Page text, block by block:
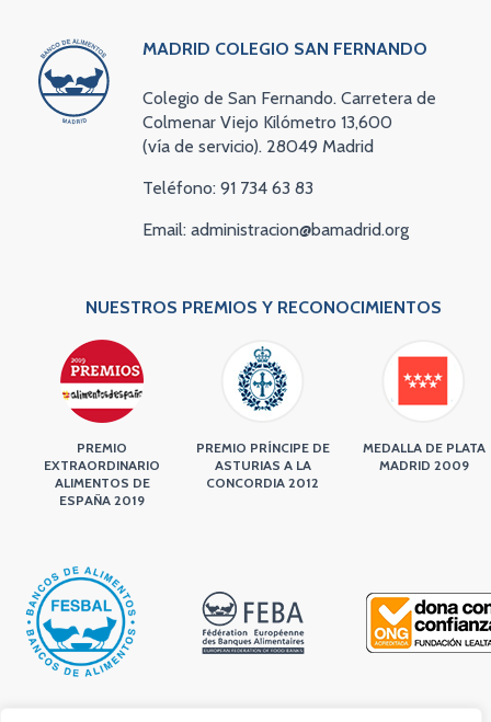
MADRID COLEGIO SAN FERNANDO
Colegio de San Fernando. Carretera de
Colmenar Viejo Kilómetro 13,600
(vía de servicio). 28049 Madrid
Teléfono: 91 734 63 83
Email: administracion@bamadrid.org
NUESTROS PREMIOS Y RECONOCIMIENTOS
PREMIO
EXTRAORDINARIO
ALIMENTOS DE
ESPAÑA 2019
PREMIO PRÍNCIPE DE
ASTURIAS A LA
CONCORDIA 2012
MEDALLA DE PLATA
MADRID 2009